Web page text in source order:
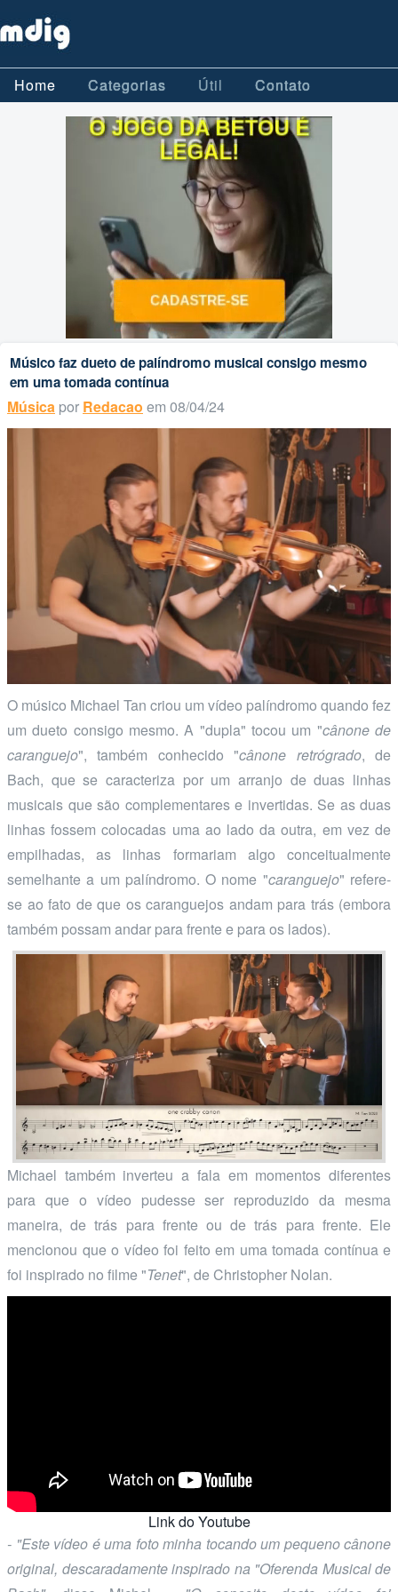
Home Categorias Útil Contato
Músico faz dueto de palíndromo musical consigo mesmo
em uma tomada contínua
Música por Redacao em 08/04/24
O músico Michael Tan criou um vídeo palíndromo quando fez
um dueto consigo mesmo. A "dupla" tocou um "cânone de
caranguejo", também conhecido "cânone retrógrado, de
Bach, que se caracteriza por um arranjo de duas linhas
musicais que são complementares e invertidas. Se as duas
linhas fossem colocadas uma ao lado da outra, em vez de
empilhadas, as linhas formariam algo conceitualmente
semelhante a um palíndromo. O nome "caranguejo" refere-
se ao fato de que os caranguejos andam para trás (embora
também possam andar para frente e para os lados).
Michael também inverteu a fala em momentos diferentes
para que o vídeo pudesse ser reproduzido da mesma
maneira, de trás para frente ou de trás para frente. Ele
mencionou que o vídeo foi feito em uma tomada contínua e
foi inspirado no filme "Tenet", de Christopher Nolan.
Link do Youtube
- "Este vídeo é uma foto minha tocando um pequeno cânone
original, descaradamente inspirado na "Oferenda Musicalde